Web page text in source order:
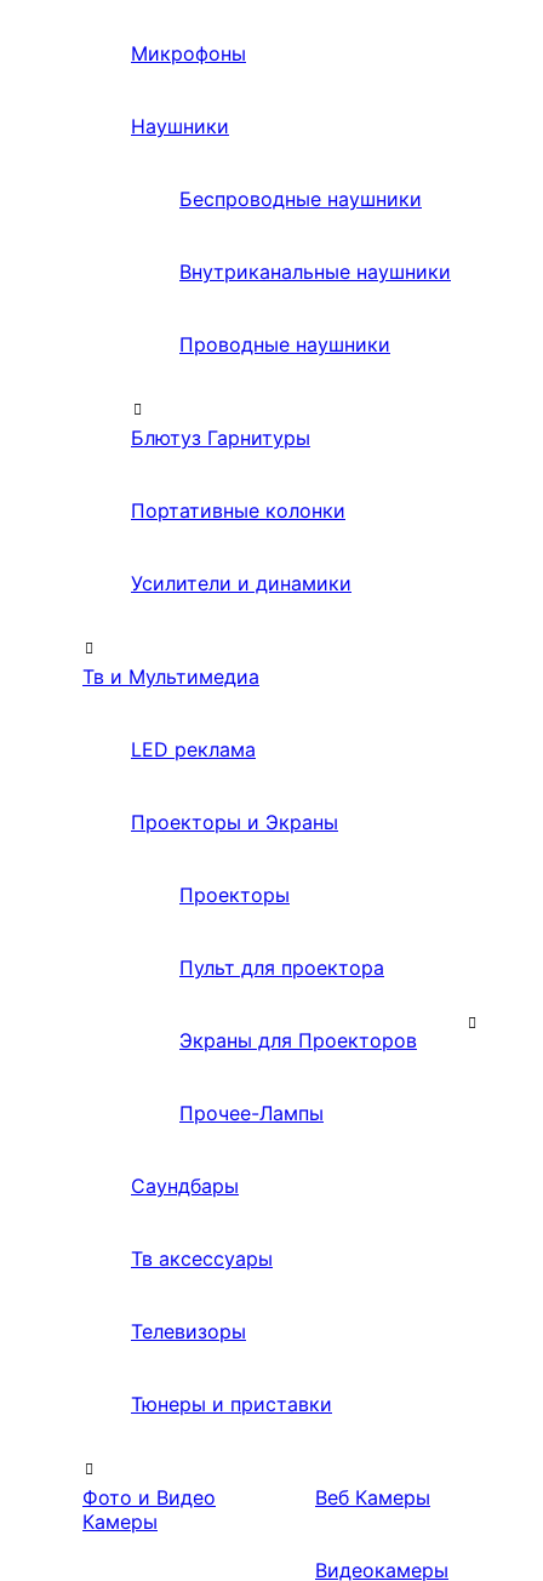
Микрофоны
Наушники
Беспроводные наушники
Внутриканальные наушники
Проводные наушники
Блютуз Гарнитуры
Портативные колонки
Усилители и динамики
Тв и Мультимедиа
LED реклама
Проекторы и Экраны
Проекторы
Пульт для проектора
Экраны для Проекторов
Прочее-Лампы
Саундбары
Тв аксессуары
Телевизоры
Тюнеры и приставки
Фото и Видео
Камеры
Веб Камеры
Видеокамеры